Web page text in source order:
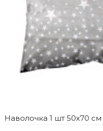
Наволочка 1 шт 50x70 см